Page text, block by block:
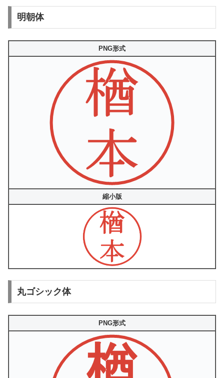
明朝体
PNG形式
縮小版
丸ゴシック体
PNG形式